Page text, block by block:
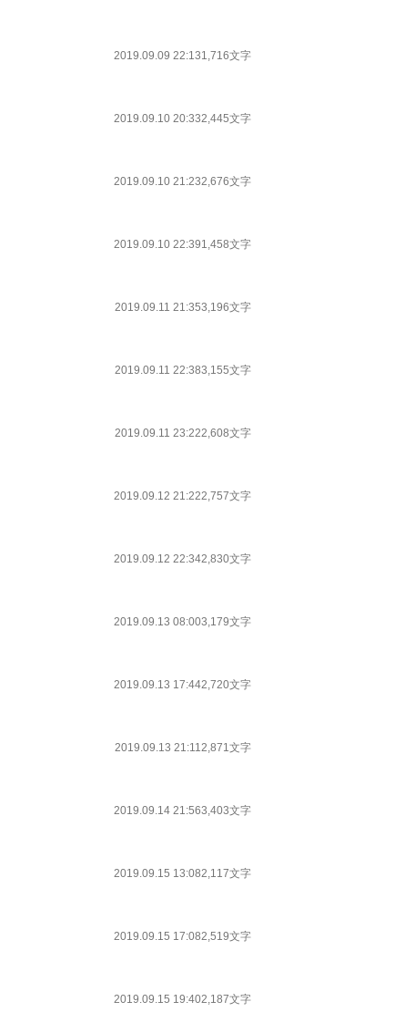
2019.09.09 22:131,716文字
2019.09.10 20:332,445文字
2019.09.10 21:232,676文字
2019.09.10 22:391,458文字
2019.09.11 21:353,196文字
2019.09.11 22:383,155文字
2019.09.11 23:222,608文字
2019.09.12 21:222,757文字
2019.09.12 22:342,830文字
2019.09.13 08:003,179文字
2019.09.13 17:442,720文字
2019.09.13 21:112,871文字
2019.09.14 21:563,403文字
2019.09.15 13:082,117文字
2019.09.15 17:082,519文字
2019.09.15 19:402,187文字